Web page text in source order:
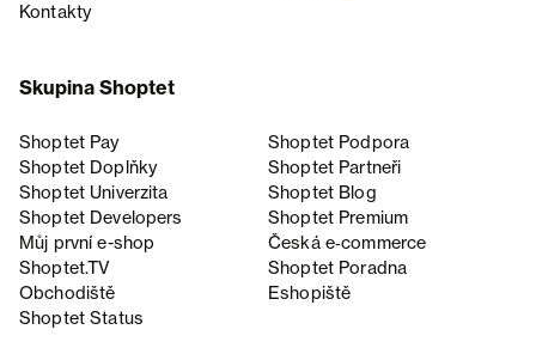
Kontakty
Skupina Shoptet
Shoptet Pay
Shoptet Podpora
Shoptet Doplňky
Shoptet Partneři
Shoptet Univerzita
Shoptet Blog
Shoptet Developers
Shoptet Premium
Můj první e-shop
Česká e‑commerce
Shoptet.TV
Shoptet Poradna
Obchodiště
Eshopiště
Shoptet Status